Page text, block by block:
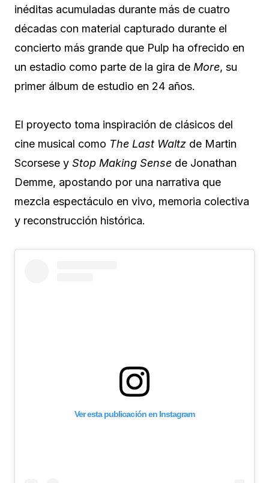
inéditas acumuladas durante más de cuatro
décadas con material capturado durante el
concierto más grande que Pulp ha ofrecido en
un estadio como parte de la gira de More, su
primer álbum de estudio en 24 años.
El proyecto toma inspiración de clásicos del
cine musical como The Last Waltz de Martin
Scorsese y Stop Making Sense de Jonathan
Demme, apostando por una narrativa que
mezcla espectáculo en vivo, memoria colectiva
y reconstrucción histórica.
Ver esta publicación en Instagram